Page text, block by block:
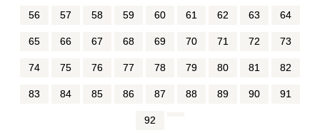
56 57 58 59 60 61 62 63 64
65 66 67 68 69 70 71 72 73
74 75 76 77 78 79 80 81 82
83 84 85 86 87 88 89 90 91
92